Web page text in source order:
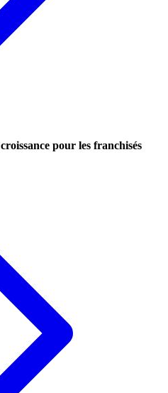
pour les franchisés